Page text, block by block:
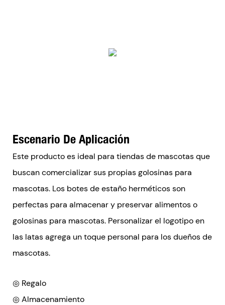
Escenario De Aplicación
Este producto es ideal para tiendas de mascotas que
buscan comercializar sus propias golosinas para
mascotas. Los botes de estaño herméticos son
perfectas para almacenar y preservar alimentos o
golosinas para mascotas. Personalizar el logotipo en
las latas agrega un toque personal para los dueños de
mascotas.
◎ Regalo
◎ Almacenamiento